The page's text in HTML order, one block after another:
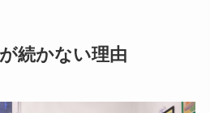
続かない理由